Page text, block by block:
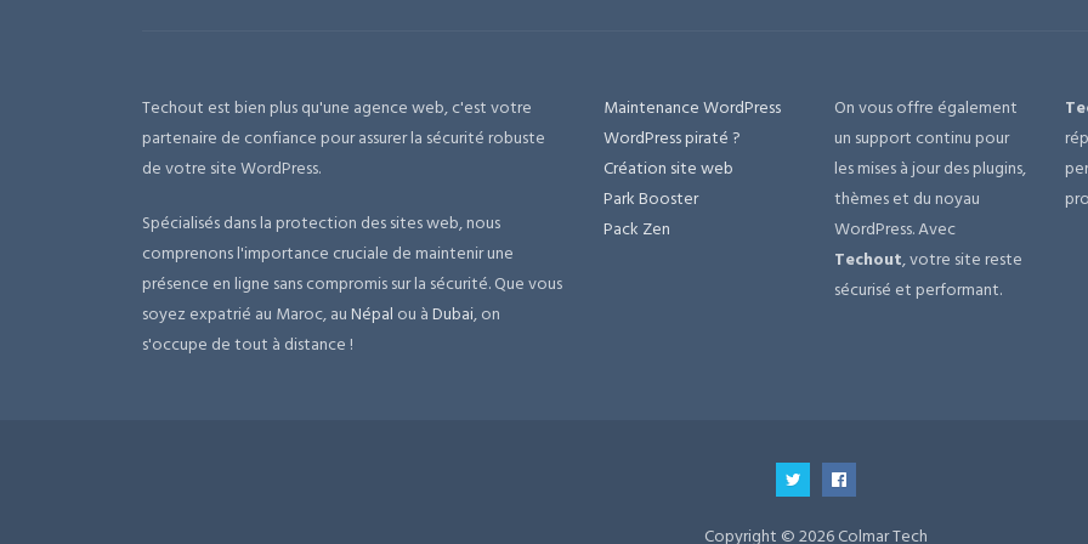
Techout est bien plus qu'une agence web, c'est votre
partenaire de confiance pour assurer la sécurité robuste
de votre site WordPress.
Spécialisés dans la protection des sites web, nous
comprenons l'importance cruciale de maintenir une
présence en ligne sans compromis sur la sécurité. Que vous
soyez expatrié au Maroc, auNépal ou àDubai, on
s'occupe de tout à distance !
Maintenance WordPress
WordPress piraté ?
Création site web
Park Booster
Pack Zen
On vous offre également
un support continu pour
les mises à jour des plugins,
thèmes et du noyau
WordPress. Avec
Techout, votre site reste
sécurisé et performant.
Copyright © 2026 Colmar Tech